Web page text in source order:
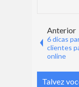
Anterior
6 dicas
clientes
online
Talvez